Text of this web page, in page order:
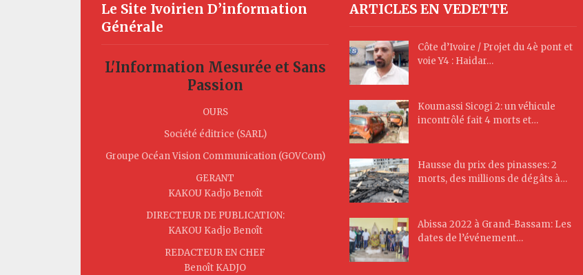
Le Site Ivoirien D’information
Générale
L'Information Mesurée et Sans
Passion
OURS
Société éditrice (SARL)
Groupe Océan Vision Communication (GOVCom)
GERANT
KAKOU Kadjo Benoît
DIRECTEUR DE PUBLICATION:
KAKOU Kadjo Benoît
REDACTEUR EN CHEF
Benoît KADJO
ARTICLES EN VEDETTE
Côte d’Ivoire / Projet du 4è pont et
voie Y4 : Haidar…
Koumassi Sicogi 2: un véhicule
incontrôlé fait 4 morts et…
Hausse du prix des pinasses: 2
morts, des millions de dégâts à…
Abissa 2022 à Grand-Bassam: Les
dates de l’événement…